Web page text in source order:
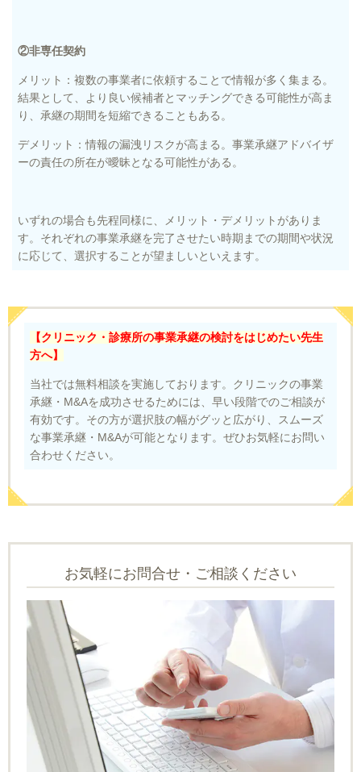
②非専任契約
メリット：複数の事業者に依頼することで情報が多く集まる。
結果として、より良い候補者とマッチングできる可能性が高ま
り、承継の期間を短縮できることもある。
デメリット：情報の漏洩リスクが高まる。事業承継アドバイザ
ーの責任の所在が曖昧となる可能性がある。
いずれの場合も先程同様に、メリット・デメリットがありま
す。それぞれの事業承継を完了させたい時期までの期間や状況
に応じて、選択することが望ましいといえます。
【クリニック・診療所の事業承継の検討をはじめたい先生
方へ】
当社では無料相談を実施しております。クリニックの事業
承継・M&Aを成功させるためには、早い段階でのご相談が
有効です。その方が選択肢の幅がグッと広がり、スムーズ
な事業承継・M&Aが可能となります。ぜひお気軽にお問い
合わせください。
お気軽にお問合せ・ご相談ください